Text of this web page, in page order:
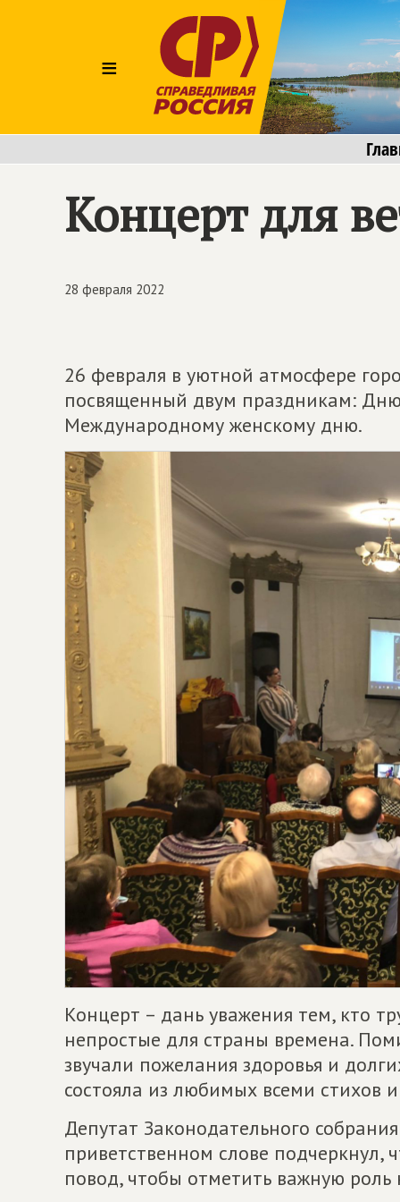
≡
Концерт для
28 февраля 2022
26 февраля в уютной атмосфере
посвященный двум праздникам:
Международному женскому дню.
Концерт – дань уважения тем, кто
непростые для страны времена.
звучали пожелания здоровья и
состояла из любимых всеми стихов
Депутат Законодательного
приветственном слове подчеркнул,
повод, чтобы отметить важную роль